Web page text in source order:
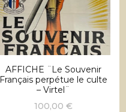
AFFICHE ¨Le Souvenir
Français perpétue le culte
– Virtel¨
100,00 €